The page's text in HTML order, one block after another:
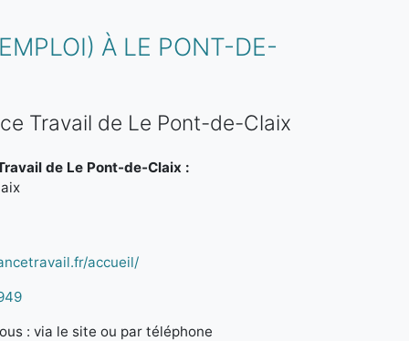
À LE PONT-DE-
Travail de Le Pont-de-Claix
de Le Pont-de-Claix :
accueil/
: via le site ou par téléphone